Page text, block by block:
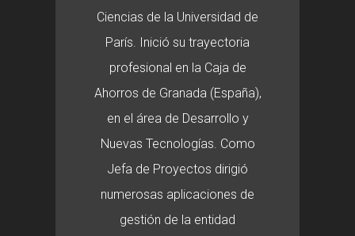
Ciencias de la Universidad de
París. Inició su trayectoria
profesional en la Caja de
Ahorros de Granada (España),
en el área de Desarrollo y
Nuevas Tecnologías. Como
Jefa de Proyectos dirigió
numerosas aplicaciones de
gestión de la entidad